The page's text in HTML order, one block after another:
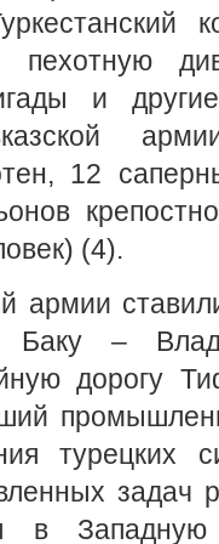
пехотную
и
12
(4).
армии
Баку –
дорогу
турецких
задач
в